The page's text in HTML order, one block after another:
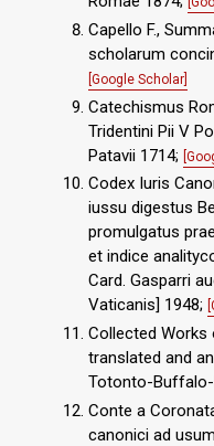
Capello F.,
scholarum
[Google Scholar]
Catechismus
Tridentini Pii V
Patavii 1714;
Codex Iuris
iussu digestus
promulgatus
et indice
Card. Gasparri
Vaticanis] 1948;
Collected Works
translated and
Totonto-Buffalo-
Conte a
canonici ad